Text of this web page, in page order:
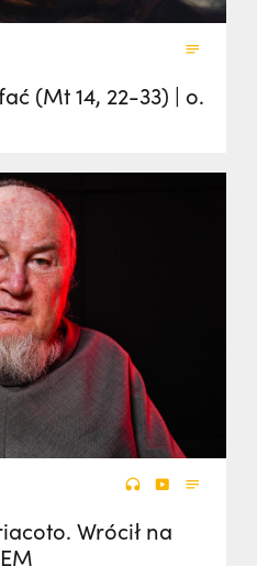
(Mt 14, 22-33) | o.
Wrócił na